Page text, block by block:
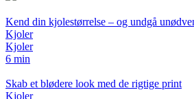
Kend din kjolestørrelse – og undgå
Kjoler
Kjoler
6 min
Skab et blødere look med de rigtige print
Kjoler